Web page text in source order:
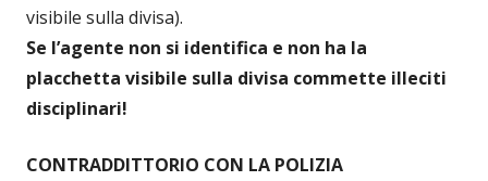
visibile sulla divisa).
Se l’agente non si identifica e non ha la
placchetta visibile sulla divisa commette illeciti
disciplinari!
CONTRADDITTORIO CON LA POLIZIA